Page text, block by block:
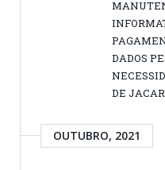
DADOS
DE
OUTUBRO, 2021